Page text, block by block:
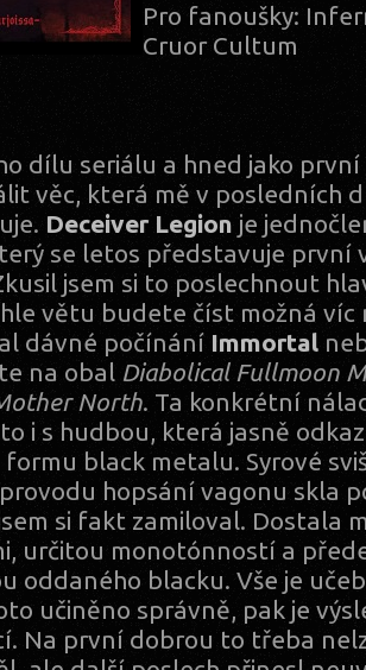
Pro fanoušky:
Cruor Cultum
dílu seriálu a hned jako
věc, která mě v posledních
Deceiver Legion je
se letos představuje první
jsem si to poslechnout
větu budete číst možná víc
dávné počínání Immortal
na obal Diabolical Fullmoon
North. Ta konkrétní
i s hudbou, která jasně
black metalu. Syrové
hopsání vagonu skla
si fakt zamiloval. Dostala
určitou monotónností a
oddaného blacku. Vše je
učiněno správně, pak je
Na první dobrou to třeba